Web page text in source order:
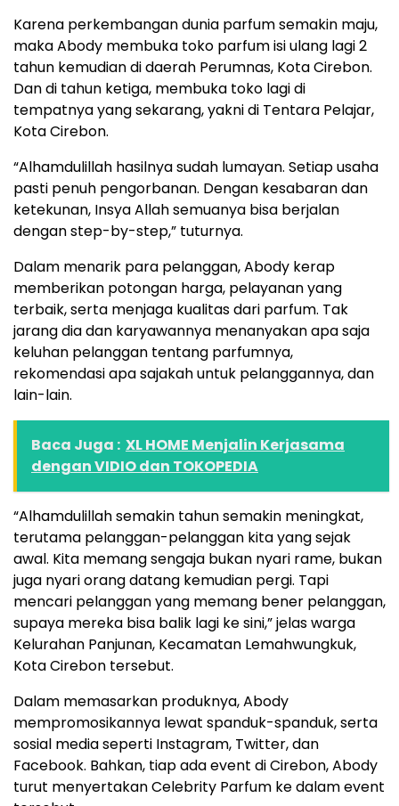
Karena perkembangan dunia parfum semakin maju,
maka Abody membuka toko parfum isi ulang lagi 2
tahun kemudian di daerah Perumnas, Kota Cirebon.
Dan di tahun ketiga, membuka toko lagi di
tempatnya yang sekarang, yakni di Tentara Pelajar,
Kota Cirebon.
“Alhamdulillah hasilnya sudah lumayan. Setiap usaha
pasti penuh pengorbanan. Dengan kesabaran dan
ketekunan, Insya Allah semuanya bisa berjalan
dengan step-by-step,” tuturnya.
Dalam menarik para pelanggan, Abody kerap
memberikan potongan harga, pelayanan yang
terbaik, serta menjaga kualitas dari parfum. Tak
jarang dia dan karyawannya menanyakan apa saja
keluhan pelanggan tentang parfumnya,
rekomendasi apa sajakah untuk pelanggannya, dan
lain-lain.
Baca Juga : XL HOME Menjalin Kerjasama
dengan VIDIO dan TOKOPEDIA
“Alhamdulillah semakin tahun semakin meningkat,
terutama pelanggan-pelanggan kita yang sejak
awal. Kita memang sengaja bukan nyari rame, bukan
juga nyari orang datang kemudian pergi. Tapi
mencari pelanggan yang memang bener pelanggan,
supaya mereka bisa balik lagi ke sini,” jelas warga
Kelurahan Panjunan, Kecamatan Lemahwungkuk,
Kota Cirebon tersebut.
Dalam memasarkan produknya, Abody
mempromosikannya lewat spanduk-spanduk, serta
sosial media seperti Instagram, Twitter, dan
Facebook. Bahkan, tiap ada event di Cirebon, Abody
turut menyertakan Celebrity Parfum ke dalam event